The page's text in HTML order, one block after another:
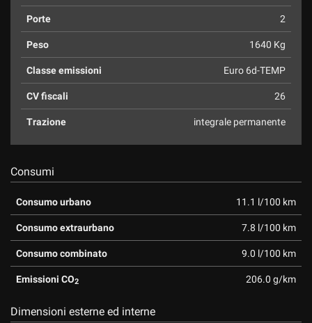
Porte 2
Peso 1640 Kg
Classe emissioni Euro 6d-TEMP
CV fiscali 26
Trazione integrale permanente
Consumi
Consumo urbano 11.1 l/100 km
Consumo extraurbano 7.8 l/100 km
Consumo combinato 9.0 l/100 km
Emissioni CO2 206.0 g/km
Dimensioni esterne ed interne